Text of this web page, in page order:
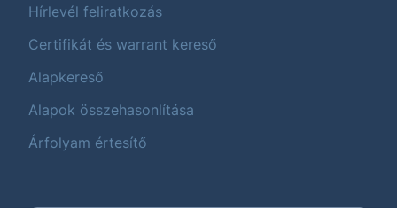
Hírlevél feliratkozás
Certifikát és warrant kereső
Alapkereső
Alapok összehasonlítása
Árfolyam értesítő